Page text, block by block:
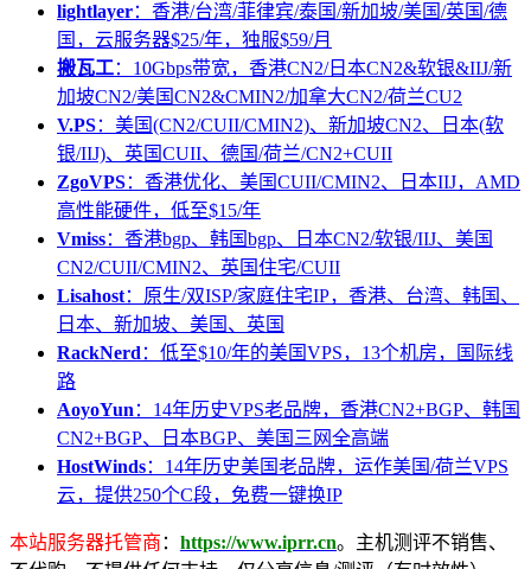
lightlayer：香港/台湾/菲律宾/泰国/新加坡/美国/英国/德
国，云服务器$25/年，独服$59/月
搬瓦工：10Gbps带宽，香港CN2/日本CN2&软银&IIJ/新
加坡CN2/美国CN2&CMIN2/加拿大CN2/荷兰CU2
V.PS：美国(CN2/CUII/CMIN2)、新加坡CN2、日本(软
银/IIJ)、英国CUII、德国/荷兰/CN2+CUII
ZgoVPS：香港优化、美国CUII/CMIN2、日本IIJ，AMD
高性能硬件，低至$15/年
Vmiss：香港bgp、韩国bgp、日本CN2/软银/IIJ、美国
CN2/CUII/CMIN2、英国住宅/CUII
Lisahost：原生/双ISP/家庭住宅IP，香港、台湾、韩国、
日本、新加坡、美国、英国
RackNerd ：低至$10/年的美国VPS，13个机房，国际线
路
AoyoYun ：14年历史VPS老品牌，香港CN2+BGP、韩国
CN2+BGP、日本BGP、美国三网全高端
HostWinds：14年历史美国老品牌，运作美国/荷兰VPS
云，提供250个C段，免费一键换IP
本站服务器托管商 ： https://www.iprr.cn。主机测评不销售、